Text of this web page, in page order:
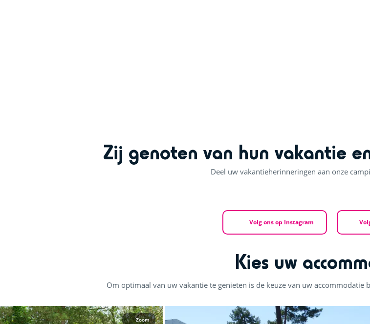
Zij genoten van hun vakantie
Deel uw vakantieherinneringen aan onze
Volg ons op Instagram
Kies uw
Om optimaal van uw vakantie te genieten is de keuze van uw accommodatie
Zoom